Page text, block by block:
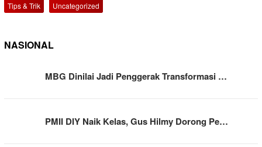
Tips & Trik
Uncategorized
NASIONAL
MBG Dinilai Jadi Penggerak Transformasi …
PMII DIY Naik Kelas, Gus Hilmy Dorong Pe…